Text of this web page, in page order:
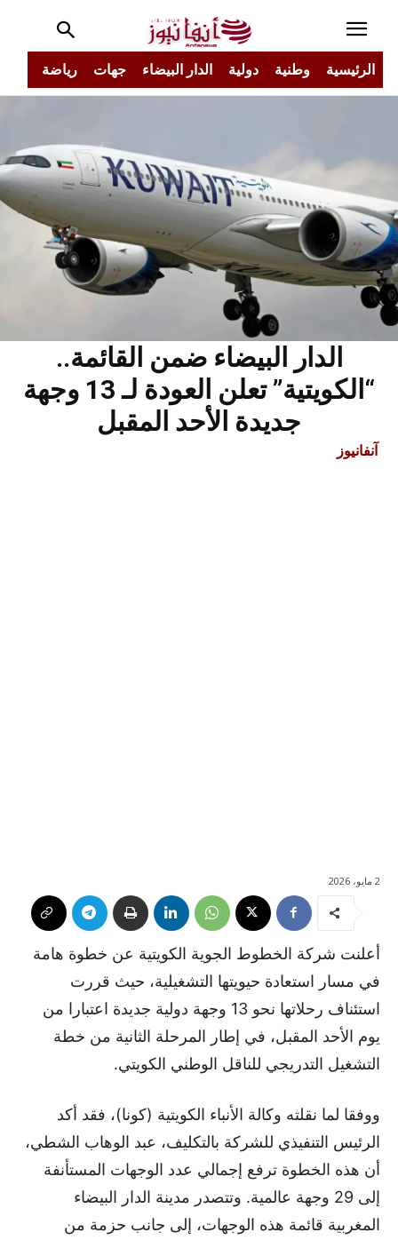
الرئيسية وطنية دولية الدار البيضاء جهات رياضة
الدار البيضاء ضمن القائمة..
“الكويتية” تعلن العودة لـ 13 وجهة
جديدة الأحد المقبل
آنفانيوز
2 مايو، 2026
أعلنت شركة الخطوط الجوية الكويتية عن خطوة هامة
في مسار استعادة حيويتها التشغيلية، حيث قررت
استئناف رحلاتها نحو 13 وجهة دولية جديدة اعتبارا من
يوم الأحد المقبل، في إطار المرحلة الثانية من خطة
التشغيل التدريجي للناقل الوطني الكويتي.
ووفقا لما نقلته وكالة الأنباء الكويتية (كونا)، فقد أكد
الرئيس التنفيذي للشركة بالتكليف، عبد الوهاب الشطي،
أن هذه الخطوة ترفع إجمالي عدد الوجهات المستأنفة
إلى 29 وجهة عالمية. وتتصدر مدينة الدار البيضاء
المغربية قائمة هذه الوجهات، إلى جانب حزمة من